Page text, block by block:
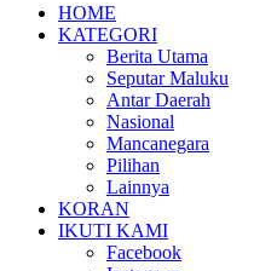
HOME
KATEGORI
Berita Utama
Seputar Maluku
Antar Daerah
Nasional
Mancanegara
Pilihan
Lainnya
KORAN
IKUTI KAMI
Facebook